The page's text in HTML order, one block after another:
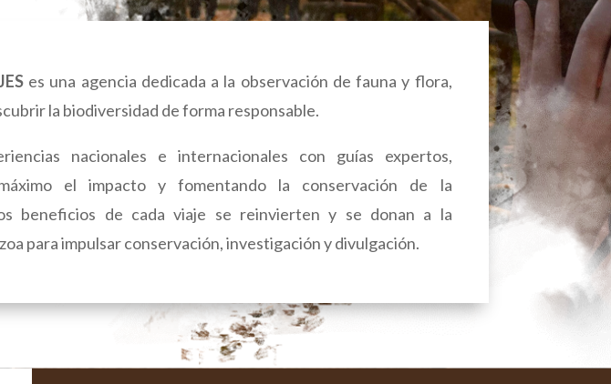
es una agencia dedicada a la observación de fauna y flora,
la biodiversidad de forma responsable.
nacionales e internacionales con guías expertos,
el impacto y fomentando la conservación de la
beneficios de cada viaje se reinvierten y se donan a la
para impulsar conservación, investigación y divulgación.